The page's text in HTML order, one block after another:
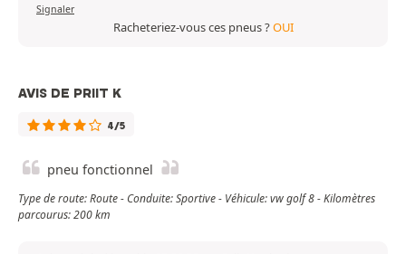
Signaler
Racheteriez-vous ces pneus ?OUI
AVIS DE PRIIT K
4/5
pneu fonctionnel
Type de route: Route - Conduite: Sportive - Véhicule: vw golf 8 - Kilomètres
parcourus: 200 km